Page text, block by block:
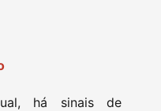
há sinais de